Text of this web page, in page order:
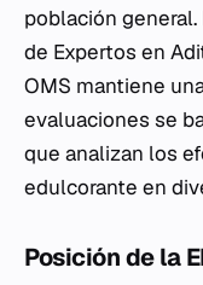
población
de Expertos en
OMS mantiene
evaluaciones se
que analizan los
edulcorante en
Posición de la